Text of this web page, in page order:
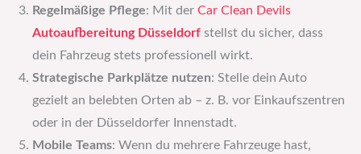
Regelmäßige Pflege: Mit der Car Clean Devils
Autoaufbereitung Düsseldorf stellst du sicher, dass
dein Fahrzeug stets professionell wirkt.
Strategische Parkplätze nutzen: Stelle dein Auto
gezielt an belebten Orten ab – z. B. vor Einkaufszentren
oder in der Düsseldorfer Innenstadt.
Mobile Teams: Wenn du mehrere Fahrzeuge hast,